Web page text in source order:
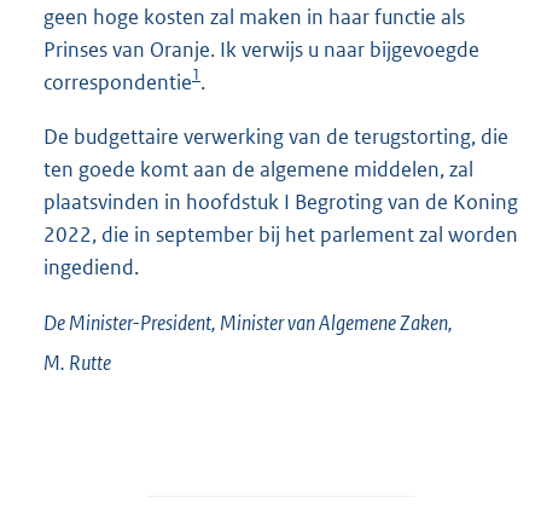
geen hoge kosten zal maken in haar functie als
Prinses van Oranje. Ik verwijs u naar bijgevoegde
correspondentie1.
De budgettaire verwerking van de terugstorting, die
ten goede komt aan de algemene middelen, zal
plaatsvinden in hoofdstuk I Begroting van de Koning
2022, die in september bij het parlement zal worden
ingediend.
De Minister-President, Minister van Algemene Zaken,
M. Rutte